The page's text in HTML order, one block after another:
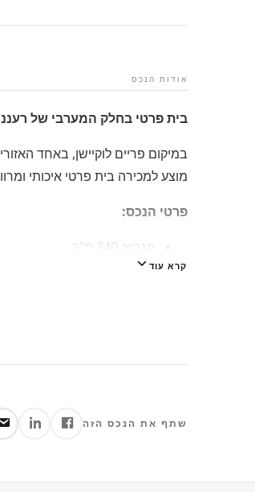
אודות הנכס
בית פרטי בחלק המערבי של
במיקום פריים לוקיישן, באחד
מוצע למכירה בית פרטי איכותי
פרטי הנכס:
מגרש: 340 מ”ר
שטח בנוי: 315 מ”ר בשלושה מפלסים מתוכננים להפליא
בית מואר, שמור ומוכן
מיקום אידיאלי באזור
בית איכותי המתאים
קרא עוד
שתף את הנכס הזה